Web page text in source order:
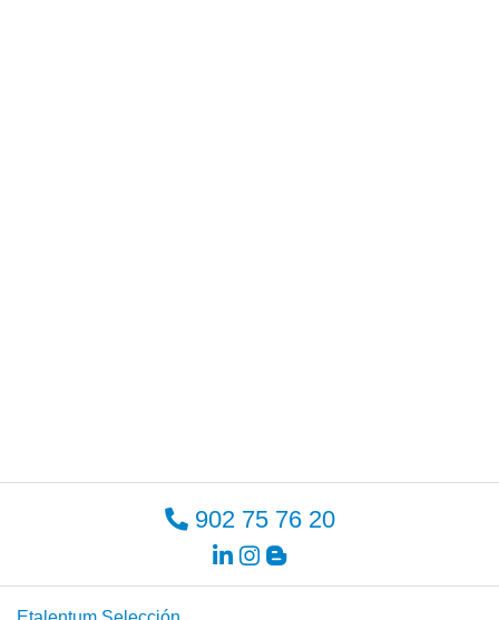
902 75 76 20